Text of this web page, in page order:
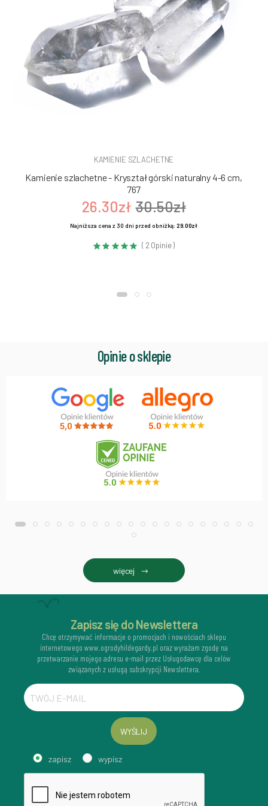
KAMIENIE SZLACHETNE
Kamienie szlachetne - Kryształ górski naturalny 4-6 cm,
767
26.30zł 30.50zł
Najniższa cena z 30 dni przed obniżką:29.00zł
( 2 Opinie )
Opinie o sklepie
więcej
Zapisz się do Newslettera
Chcę otrzymywać informacje o promocjach i nowościach sklepu
internetowego www.ogrodyhildegardy.pl oraz wyrażam zgodę na
przetwarzanie mojego adresu e-mail przez Usługodawcę dla celów
związanych z usługą subskrypcji Newslettera.
WYŚLIJ
zapisz wypisz